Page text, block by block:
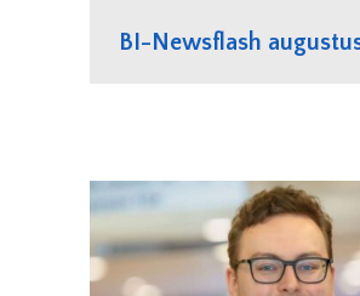
BI-Newsflash